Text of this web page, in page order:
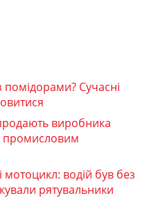
помідорами? Сучасні
виробника
промисловим
мотоцикл: водій був без
рятувальники